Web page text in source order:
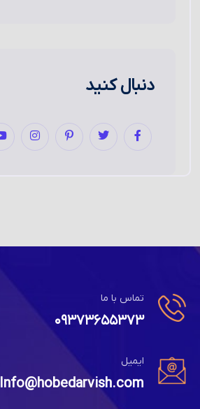
دنبال کنید
تماس با ما
۰۹۳۷۳۶۵۵۳۷۳
ایمیل
Info@hobedarvish.com